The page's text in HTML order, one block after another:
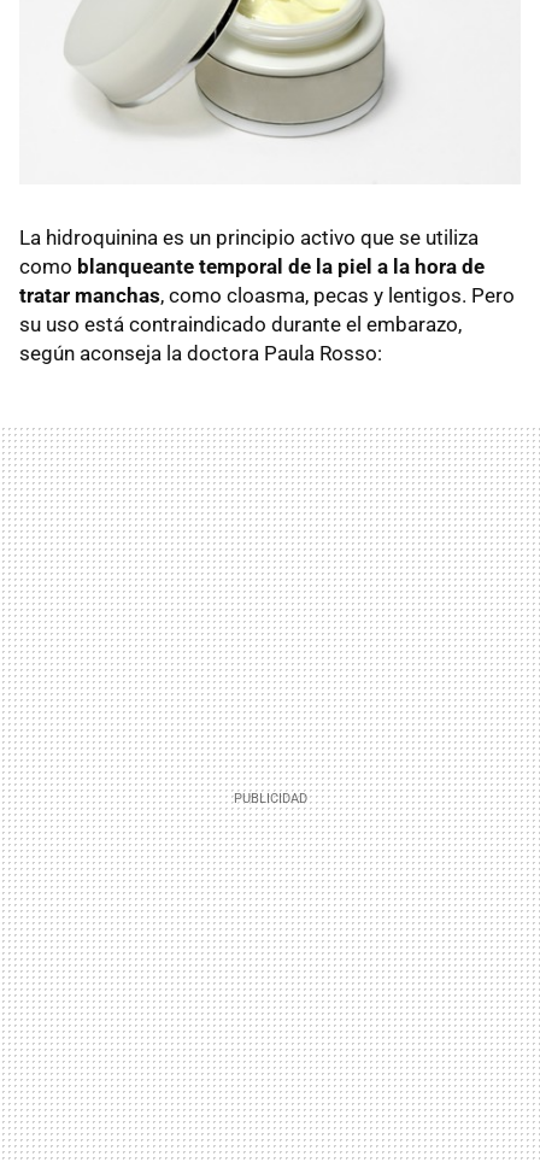
La hidroquinina es un principio activo que se utiliza
como blanqueante temporal de la piel a la hora de
tratar manchas, como cloasma, pecas y lentigos. Pero
su uso está contraindicado durante el embarazo,
según aconseja la doctora Paula Rosso: